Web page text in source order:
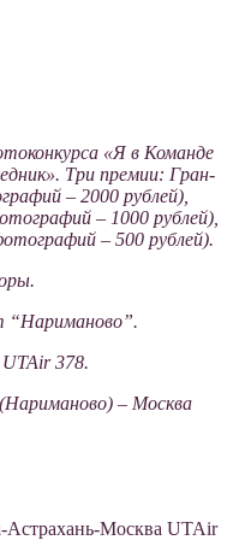
«Я в Команде
Три премии: Гран-
– 2000 рублей),
– 1000 рублей),
– 500 рублей).
“Нариманово”.
UTAir 378.
– Москва
Астрахань-Москва UTAir